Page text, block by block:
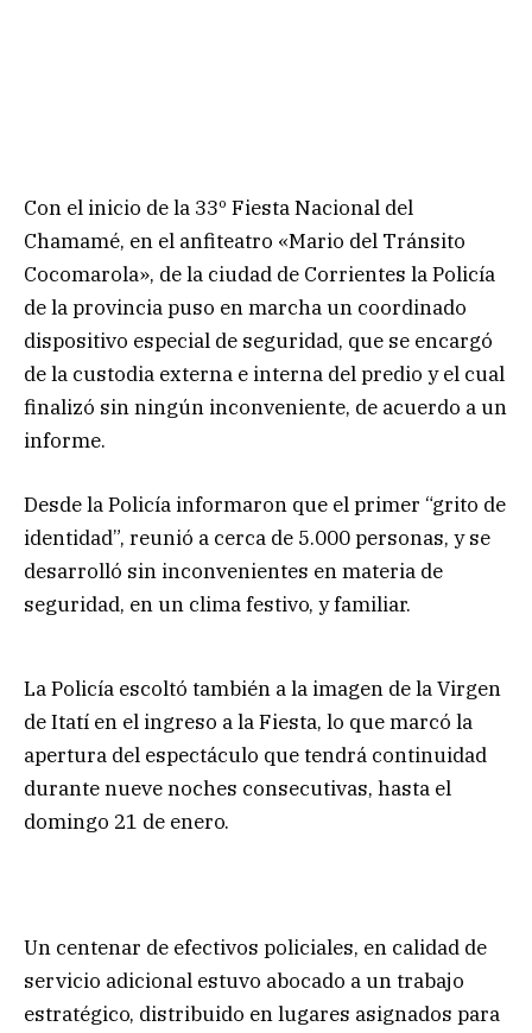
Con el inicio de la 33º Fiesta Nacional del
Chamamé, en el anfiteatro «Mario del Tránsito
Cocomarola», de la ciudad de Corrientes la Policía
de la provincia puso en marcha un coordinado
dispositivo especial de seguridad, que se encargó
de la custodia externa e interna del predio y el cual
finalizó sin ningún inconveniente, de acuerdo a un
informe.
Desde la Policía informaron que el primer “grito de
identidad”, reunió a cerca de 5.000 personas, y se
desarrolló sin inconvenientes en materia de
seguridad, en un clima festivo, y familiar.
La Policía escoltó también a la imagen de la Virgen
de Itatí en el ingreso a la Fiesta, lo que marcó la
apertura del espectáculo que tendrá continuidad
durante nueve noches consecutivas, hasta el
domingo 21 de enero.
Un centenar de efectivos policiales, en calidad de
servicio adicional estuvo abocado a un trabajo
estratégico, distribuido en lugares asignados para